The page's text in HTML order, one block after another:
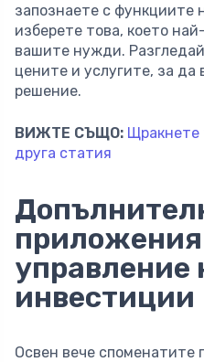
запознаете с функциите
изберете това, което
вашите нужди.
цените и услугите, за
решение.
ВИЖТЕ СЪЩО: Щракнете
друга статия
приложения
управление
инвестиции
Освен вече споменатите